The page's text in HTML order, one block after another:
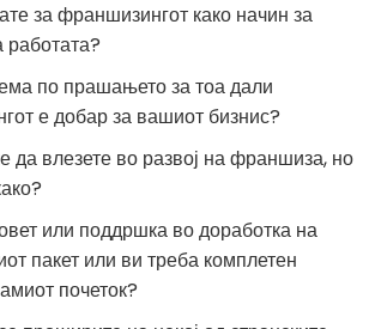
за франшизингот како начин за
по прашањето за тоа дали
е добар за вашиот бизнис?
да влезете во развој на франшиза, но
или поддршка во доработка на
пакет или ви треба комплетен
почеток?